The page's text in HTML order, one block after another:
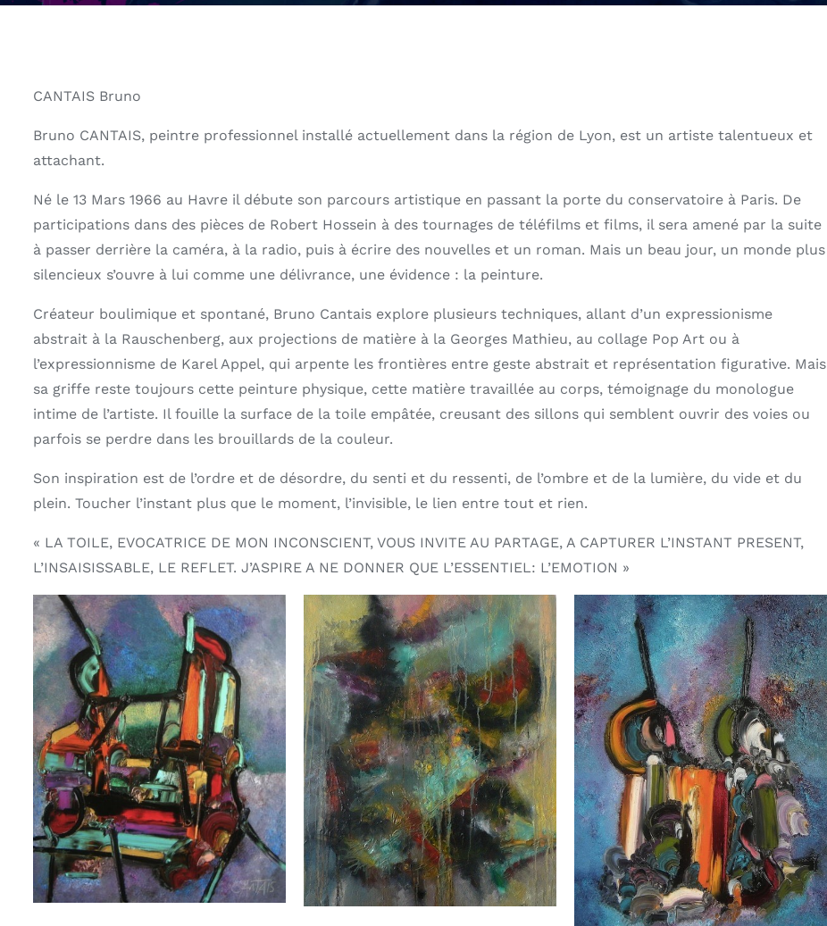
CANTAIS Bruno
Bruno CANTAIS, peintre professionnel installé actuellement dans la région de Lyon, est un artiste talentueux et
attachant.
Né le 13 Mars 1966 au Havre il débute son parcours artistique en passant la porte du conservatoire à Paris. De
participations dans des pièces de Robert Hossein à des tournages de téléfilms et films, il sera amené par la suite
à passer derrière la caméra, à la radio, puis à écrire des nouvelles et un roman. Mais un beau jour, un monde plus
silencieux s’ouvre à lui comme une délivrance, une évidence : la peinture.
Créateur boulimique et spontané, Bruno Cantais explore plusieurs techniques, allant d’un expressionisme
abstrait à la Rauschenberg, aux projections de matière à la Georges Mathieu, au collage Pop Art ou à
l’expressionnisme de Karel Appel, qui arpente les frontières entre geste abstrait et représentation figurative. Mais
sa griffe reste toujours cette peinture physique, cette matière travaillée au corps, témoignage du monologue
intime de l’artiste. Il fouille la surface de la toile empâtée, creusant des sillons qui semblent ouvrir des voies ou
parfois se perdre dans les brouillards de la couleur.
Son inspiration est de l’ordre et de désordre, du senti et du ressenti, de l’ombre et de la lumière, du vide et du
plein. Toucher l’instant plus que le moment, l’invisible, le lien entre tout et rien.
« LA TOILE, EVOCATRICE DE MON INCONSCIENT, VOUS INVITE AU PARTAGE, A CAPTURER L’INSTANT PRESENT,
L’INSAISISSABLE, LE REFLET. J’ASPIRE A NE DONNER QUE L’ESSENTIEL: L’EMOTION »
AJOUTER AU PANIER
/
APERÇU
AJOUTER AU PANIER
/
APERÇU
AJOUTER AU PANIER
/
APERÇU